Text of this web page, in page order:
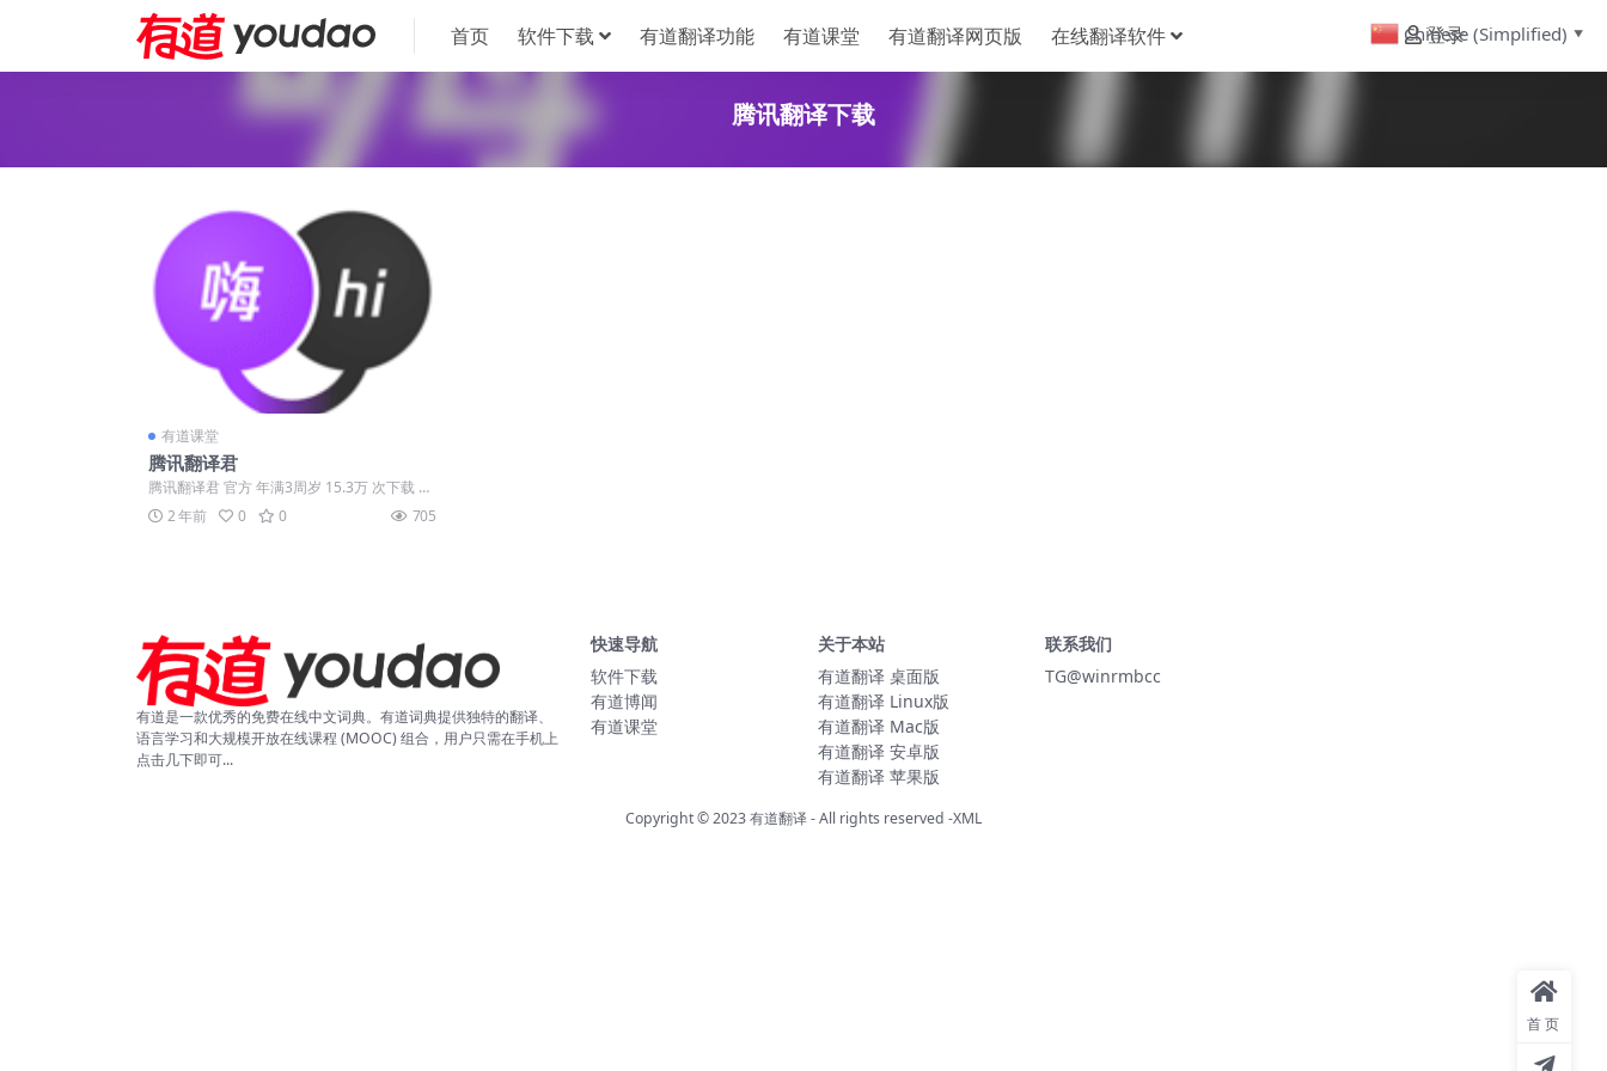
首页 软件下载 有道翻译功能 有道课堂 有道翻译网页版 在线翻译软件 登录
腾讯翻译下载
有道课堂
腾讯翻译君
腾讯翻译君 官方 年满3周岁 15.3万 次下载 9
5.00% 好评率 一款翻译...
2 年前 0 0 705
有道是一款优秀的免费在线中文词典。有道词典提供独特的翻译、
语言学习和大规模开放在线课程 (MOOC) 组合，用户只需在手机上
点击几下即可...
快速导航
软件下载
有道博闻
有道课堂
关于本站
有道翻译 桌面版
有道翻译 Linux版
有道翻译 Mac版
有道翻译 安卓版
有道翻译 苹果版
联系我们
TG@winrmbcc
Copyright © 2023有道翻译- All rights reserved -XML
首页
Chinese (Simplified) ▼